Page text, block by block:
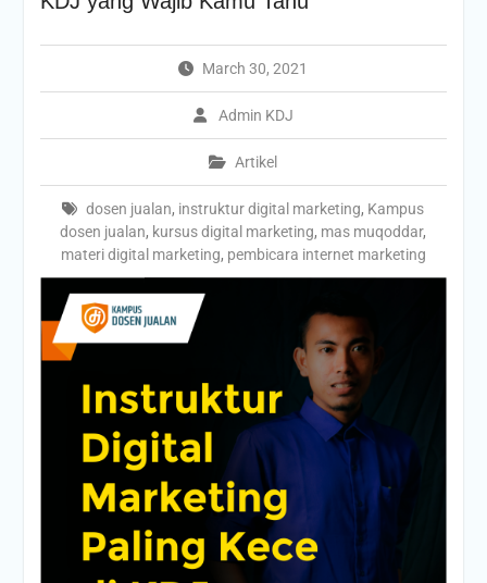
March 30, 2021
Admin KDJ
Artikel
dosen jualan, instruktur digital marketing, Kampus
dosen jualan, kursus digital marketing, mas muqoddar,
materi digital marketing, pembicara internet marketing